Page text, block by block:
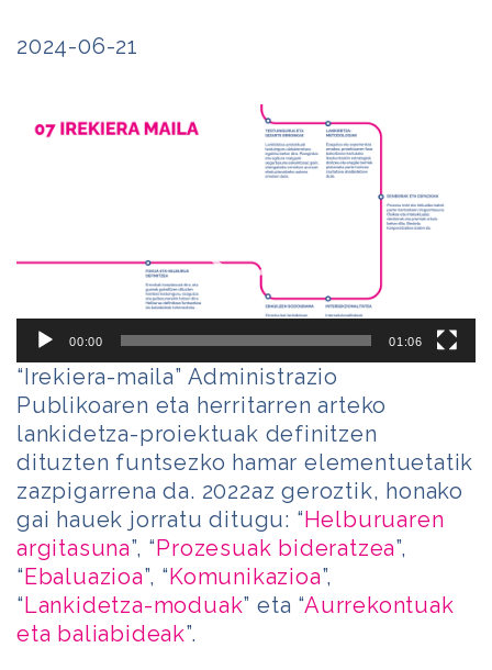
2024-06-21
Bideo
erreproduzigailua
00:00 01:06
“Irekiera-maila” Administrazio
Publikoaren eta herritarren arteko
lankidetza-proiektuak definitzen
dituzten funtsezko hamar elementuetatik
zazpigarrena da. 2022az geroztik, honako
gai hauek jorratu ditugu: “Helburuaren
argitasuna”, “Prozesuak bideratzea”,
“Ebaluazioa”, “Komunikazioa”,
“Lankidetza-moduak” eta “Aurrekontuak
eta baliabideak”.